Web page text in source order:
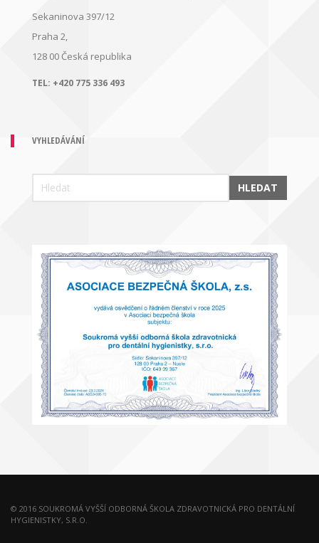
Sekaninova 397/12
Praha 2,
128 00 Česká republika
TEL: +420 775 336 493
VYHLEDÁVÁNÍ
HLEDAT
© 2016 SOUKROMÁ VYŠŠÍ ODBORNÁ ŠKOLA ZDRAVOTNICKÁ PRO DENTÁLNÍ
HYGIENISTKY, S.R.O.